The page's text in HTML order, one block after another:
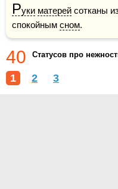
Руки матерей сотканы
спокойным сном.
40 Статусов про
1 2 3